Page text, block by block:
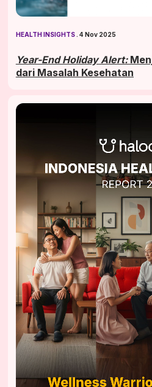
HEALTH INSIGHTS . 4 Nov 2025
Year-End Holiday Alert:
dari Masalah Kesehatan